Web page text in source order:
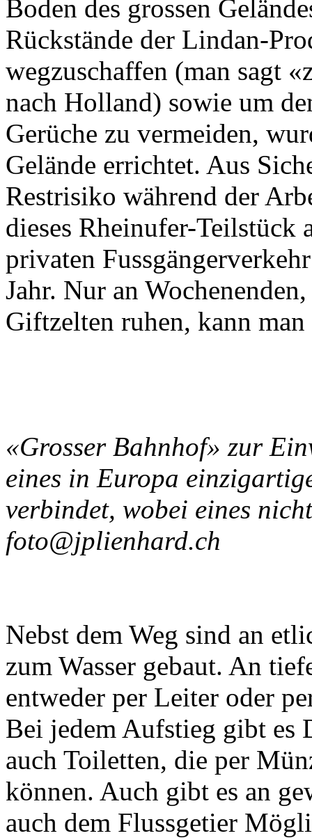
Boden des grossen
Rückstände der Lindan-
wegzuschaffen (man sagt
nach Holland) sowie um
Gerüche zu vermeiden,
Gelände errichtet. Aus
Restrisiko während der
dieses Rheinufer-Teilstück
privaten
Jahr. Nur an
Giftzelten ruhen, kann
«Grosser Bahnhof» zur
eines in Europa
verbindet, wobei eines
foto@jplienhard.ch
Nebst dem Weg sind an
zum Wasser gebaut. An
entweder per Leiter oder
Bei jedem Aufstieg gibt es
auch Toiletten, die per
können. Auch gibt es an
auch dem Flussgetier